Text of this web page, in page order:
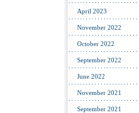
April 2023
November 2022
October 2022
September 2022
June 2022
November 2021
September 2021